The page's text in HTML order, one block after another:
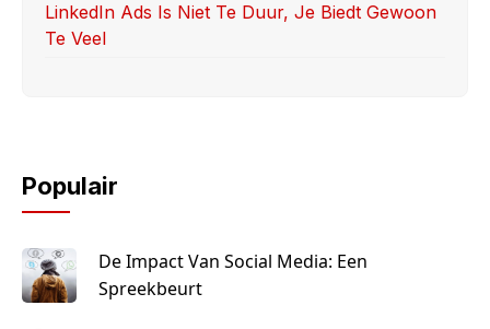
LinkedIn Ads Is Niet Te Duur, Je Biedt Gewoon
Te Veel
Populair
De Impact Van Social Media: Een
Spreekbeurt